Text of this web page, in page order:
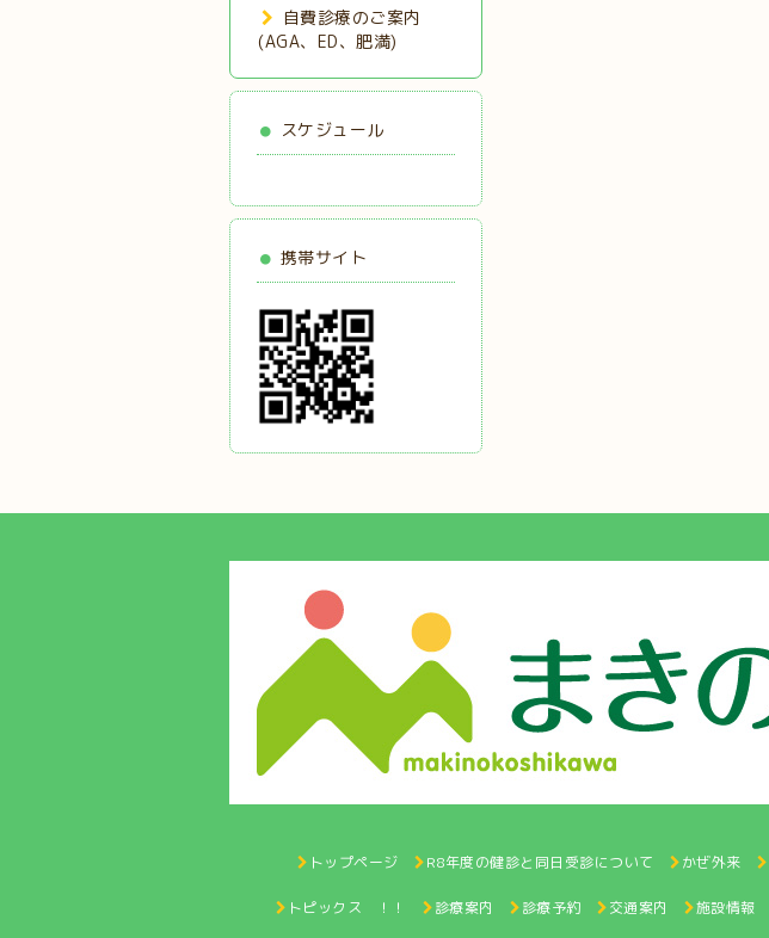
自費診療のご案内
(AGA、ED、肥満)
スケジュール
携帯サイト
トップページ R8年度の健診と同日受診について かぜ外来
トピックス ！！ 診療案内 診療予約 交通案内 施設情報